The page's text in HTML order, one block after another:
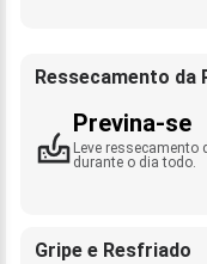
Ressecamento da
Previna-se
Leve ressecamento
durante o dia todo.
Gripe e Resfriado